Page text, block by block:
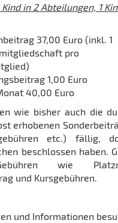
in 2 Abteilungen, 1
37,00 Euro (inkl. 1
pro
1,00 Euro
40,00 Euro
wie bisher auch die
erhobenen
etc.) fällig,
beschlossen haben.
wie
und Kursgebühren.
und Informationen